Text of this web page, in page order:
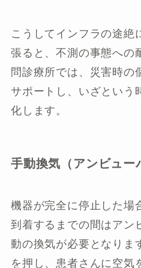
こうしてインフラの途絶
張ると、不測の事態への
問診療所では、災害時の
サポートし、いざという
化します。
手動換気（アンビュー
機器が完全に停止した場
到着するまでの間はアン
動の換気が必要となりま
を押し、患者さんに空気